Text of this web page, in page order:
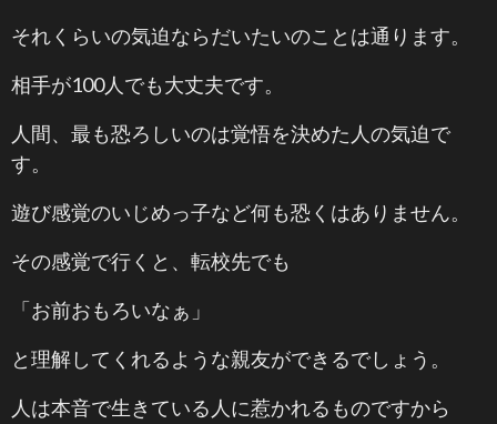
それくらいの気迫ならだいたいのことは通ります。
相手が100人でも大丈夫です。
人間、最も恐ろしいのは覚悟を決めた人の気迫で
す。
遊び感覚のいじめっ子など何も恐くはありません。
その感覚で行くと、転校先でも
「お前おもろいなぁ」
と理解してくれるような親友ができるでしょう。
人は本音で生きている人に惹かれるものですから